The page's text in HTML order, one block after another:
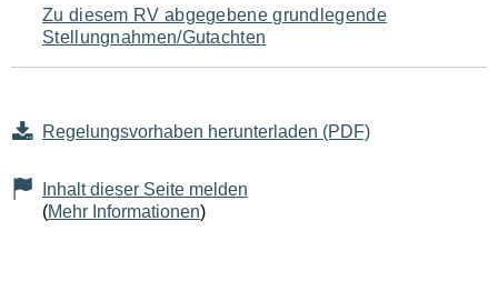
Zu diesem RV abgegebene grundlegende
Stellungnahmen/Gutachten
Regelungsvorhaben herunterladen (PDF)
Inhalt dieser Seite melden
(Mehr Informationen)